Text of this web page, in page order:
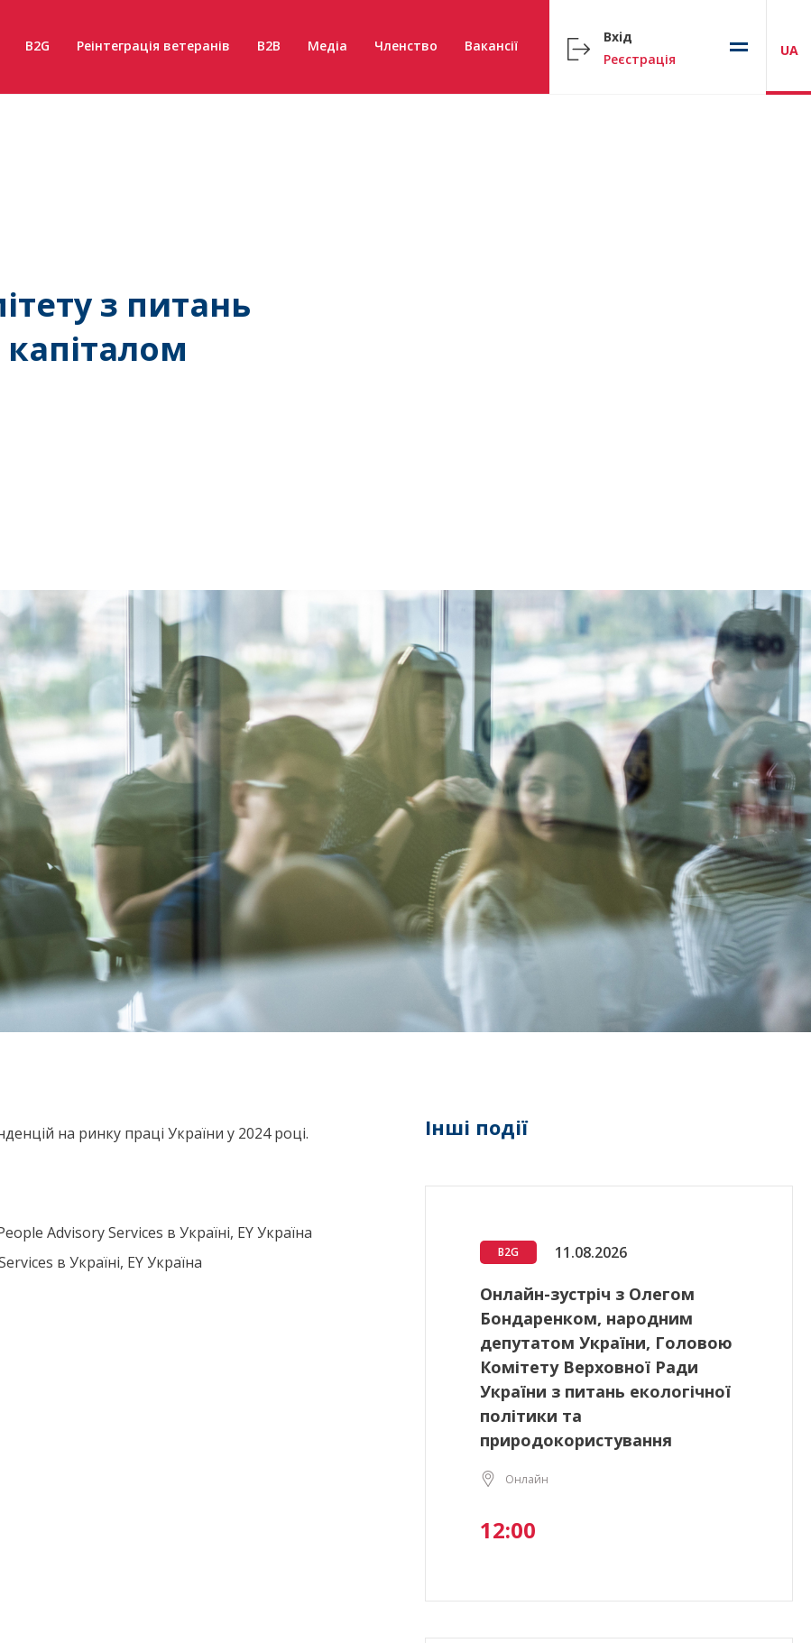
B2G Реінтеграція ветеранів B2B Медіа Членство Вакансії
Вхід
Реєстрація
UA
з питань
на ринку праці України у 2024 році.
Advisory Services в Україні, EY Україна
в Україні, EY Україна
Інші події
B2G 11.08.2026
Онлайн-зустріч з Олегом
Бондаренком, народним
депутатом України, Головою
Комітету Верховної Ради
України з питань екологічної
політики та
природокористування
Онлайн
12:00